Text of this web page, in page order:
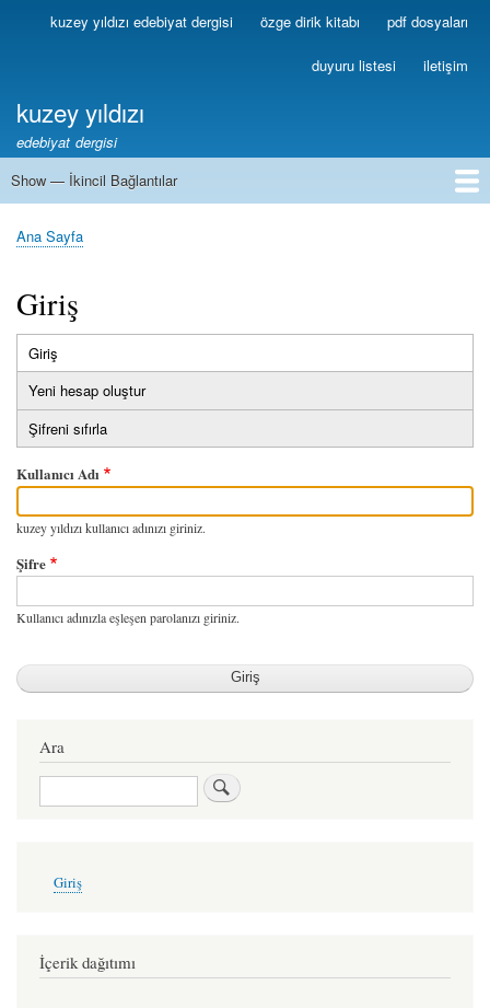
Ana
içeriğe
Birincilkuzey yıldızı edebiyat dergisi özge dirik kitabı pdf dosyaları
duyuru listesi iletişim
kuzey yıldızı
edebiyat dergisi
İkincil
Show — İkincil Bağlantılar
1
2
3
4
5
6
7
8
9
10
11
12
13
Sayfa
Ana Sayfa
Giriş
Birincil
sekmeler
Giriş
sekme)
Yeni hesap oluştur
Şifreni sıfırla
Kullanıcı Adı
kuzey yıldızı kullanıcı adınızı giriniz.
Şifre
Kullanıcı adınızla eşleşen parolanızı giriniz.
Ara
Ara
account
Giriş
İçerik dağıtımı